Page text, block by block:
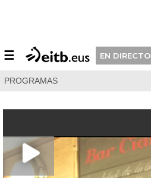
☰ EN DIRECTO
PROGRAMAS